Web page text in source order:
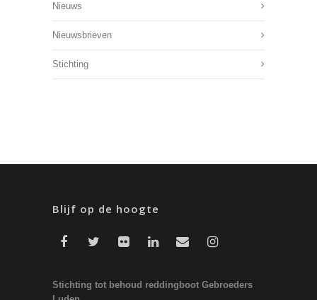
Nieuws
Nieuwsbrieven
Stichting
Blijf op de hoogte
Stichting tot behoud reddingboot Gebroeders